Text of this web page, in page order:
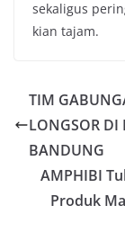
sekaligus
kian tajam.
TIM
LONGSOR DI
BANDUNG
AMPHIBI
Produk